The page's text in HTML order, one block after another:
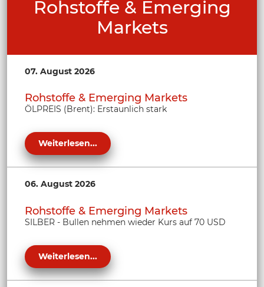
Rohstoffe & Emerging
Markets
07. August 2026
Rohstoffe & Emerging Markets
ÖLPREIS (Brent): Erstaunlich stark
Weiterlesen...
06. August 2026
Rohstoffe & Emerging Markets
SILBER - Bullen nehmen wieder Kurs auf 70 USD
Weiterlesen...